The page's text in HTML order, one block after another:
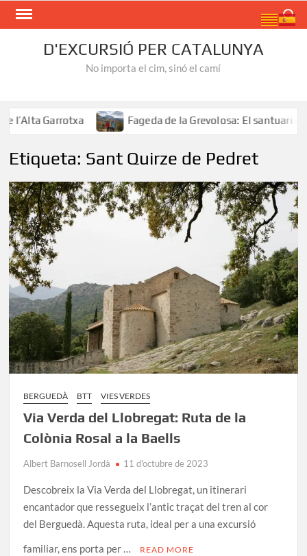
Skip
D'EXCURSIÓ PER CATALUNYA
No importa el cim, sinó el camí
Garrotxa Fageda de la Grevolosa: El santuari dels
Etiqueta: Sant Quirze de Pedret
BERGUEDÀ BTT VIES VERDES
Via Verda del Llobregat: Ruta de la
Colònia Rosal a la Baells
Albert Barnosell Jordà 11 d'octubre de 2023
Descobreix la Via Verda del Llobregat, un itinerari
encantador que ressegueix l’antic traçat del tren al cor
del Berguedà. Aquesta ruta, ideal per a una excursió
familiar, ens porta per …
READ MORE